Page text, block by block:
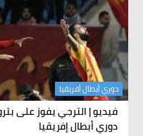
فيديو | الترجي يفوز على
دوري أبطال إفريقيا
دوري أبطال أفريقيا